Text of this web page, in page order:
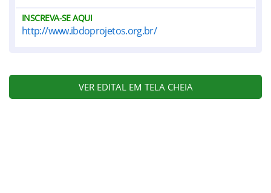
INSCREVA-SE AQUI
http://www.ibdoprojetos.org.br/
VER EDITAL EM TELA CHEIA